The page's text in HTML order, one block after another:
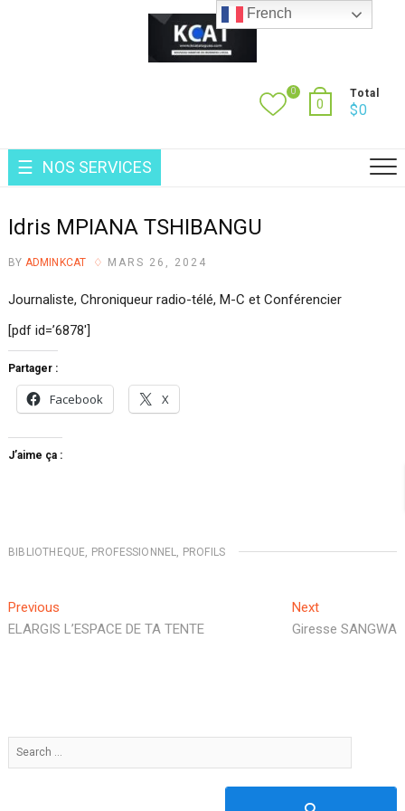
0
0
Total
$0
NOS SERVICES
Idris MPIANA TSHIBANGU
BY ADMINKCAT MARS 26, 2024
Journaliste, Chroniqueur radio-télé, M-C et Conférencier
[pdf id=’6878′]
Partager :
Facebook X
J’aime ça :
BIBLIOTHEQUE, PROFESSIONNEL, PROFILS
Navigation
de
PreviousPrevious
post:
ELARGIS L’ESPACE DE TA TENTE
NextNext
post:
Giresse SANGWA
Search
…
French